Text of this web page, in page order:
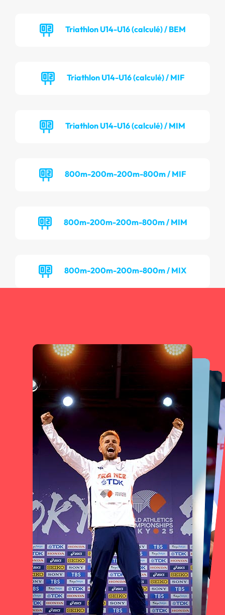
Triathlon U14-U16 (calculé) / BEM
Triathlon U14-U16 (calculé) / MIF
Triathlon U14-U16 (calculé) / MIM
800m-200m-200m-800m / MIF
800m-200m-200m-800m / MIM
800m-200m-200m-800m / MIX